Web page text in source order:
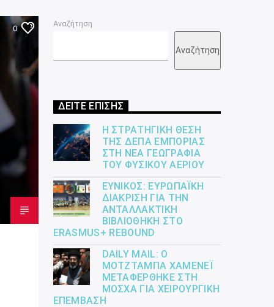
0
Αναζήτηση
Αναζήτηση
ΔΕΙΤΕ ΕΠΙΣΗΣ
Η ΣΤΡΑΤΗΓΙΚΉ ΘΈΣΗ
ΤΗΣ ΔΕΠΑ ΕΜΠΟΡΊΑΣ
ΣΤΗ ΝΈΑ ΓΕΩΓΡΑΦΊΑ
ΤΟΥ ΦΥΣΙΚΟΎ ΑΕΡΊΟΥ
ΕΎΝΙΚΟΣ: ΕΥΡΩΠΑΪΚΉ
ΔΙΆΚΡΙΣΗ ΓΙΑ ΤΗΝ
ΑΝΤΑΛΛΑΚΤΙΚΉ
ΒΙΒΛΙΟΘΉΚΗ ΣΤΟ
ERASMUS+ REBOUND
DAILY MAIL: Ο
ΜΟΤΖΤΆΜΠΑ ΧΑΜΕΝΕΪ́
ΜΕΤΑΦΈΡΘΗΚΕ ΣΤΗ
ΜΌΣΧΑ ΓΙΑ ΧΕΙΡΟΥΡΓΙΚΉ
ΕΠΈΜΒΑΣΗ